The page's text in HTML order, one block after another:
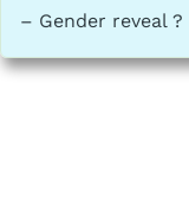
– Gender reveal ?